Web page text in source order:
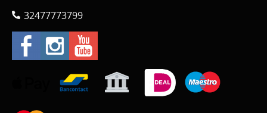
32477773799